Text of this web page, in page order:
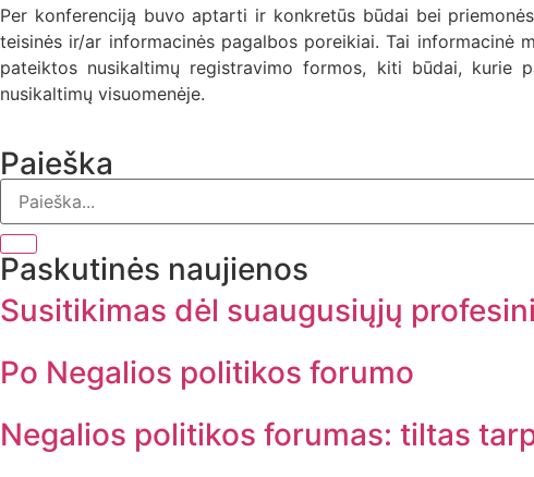
Per konferenciją buvo aptarti ir konkretūs būdai bei
teisinės ir/ar informacinės pagalbos poreikiai. Tai informacinė
pateiktos nusikaltimų registravimo formos, kiti būdai, kurie
nusikaltimų visuomenėje.
Paieška
Paskutinės naujienos
Susitikimas dėl suaugusiųjų
Po Negalios politikos forumo
Negalios politikos forumas: tiltas